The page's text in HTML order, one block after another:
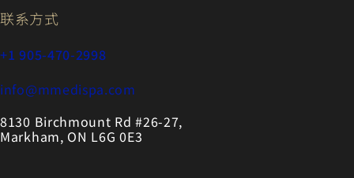
联系方式
+1 905-470-2998
info@mmedispa.com
8130 Birchmount Rd #26-27,
Markham, ON L6G 0E3